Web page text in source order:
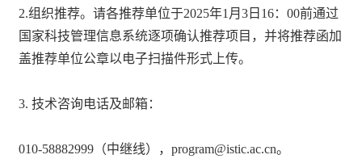
2.组织推荐。请各推荐单位于2025年1月3日16：00前通过
国家科技管理信息系统逐项确认推荐项目，并将推荐函加
盖推荐单位公章以电子扫描件形式上传。
3. 技术咨询电话及邮箱：
010-58882999（中继线），program@istic.ac.cn。